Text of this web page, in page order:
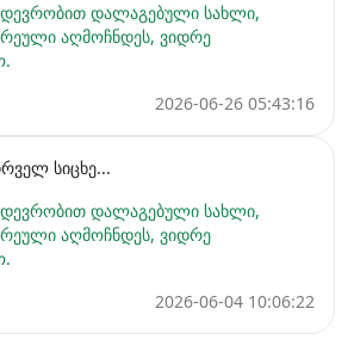
დალაგებული სახლი,
აღმოჩნდეს, ვიდრე
2026-06-26 05:43:16
სიცხე...
დალაგებული სახლი,
აღმოჩნდეს, ვიდრე
2026-06-04 10:06:22